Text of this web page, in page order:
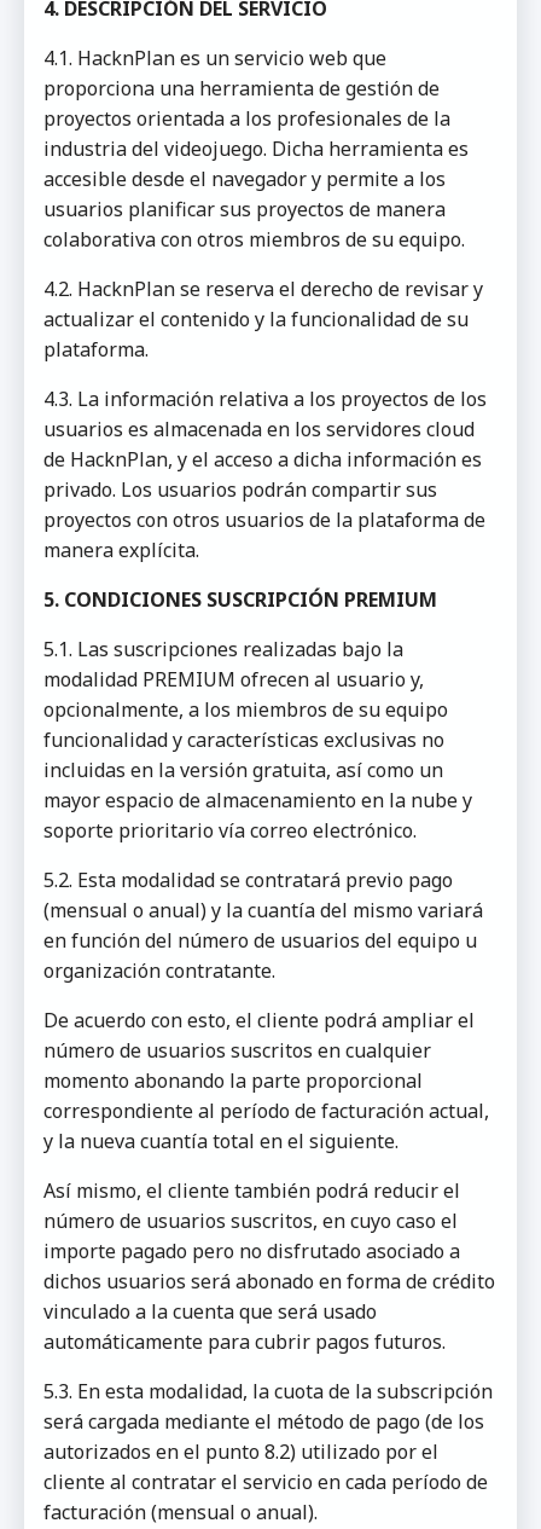
4. DESCRIPCIÓN DEL SERVICIO
4.1. HacknPlan es un servicio web que
proporciona una herramienta de gestión de
proyectos orientada a los profesionales de la
industria del videojuego. Dicha herramienta es
accesible desde el navegador y permite a los
usuarios planificar sus proyectos de manera
colaborativa con otros miembros de su equipo.
4.2. HacknPlan se reserva el derecho de revisar y
actualizar el contenido y la funcionalidad de su
plataforma.
4.3. La información relativa a los proyectos de los
usuarios es almacenada en los servidores cloud
de HacknPlan, y el acceso a dicha información es
privado. Los usuarios podrán compartir sus
proyectos con otros usuarios de la plataforma de
manera explícita.
5. CONDICIONES SUSCRIPCIÓN PREMIUM
5.1. Las suscripciones realizadas bajo la
modalidad PREMIUM ofrecen al usuario y,
opcionalmente, a los miembros de su equipo
funcionalidad y características exclusivas no
incluidas en la versión gratuita, así como un
mayor espacio de almacenamiento en la nube y
soporte prioritario vía correo electrónico.
5.2. Esta modalidad se contratará previo pago
(mensual o anual) y la cuantía del mismo variará
en función del número de usuarios del equipo u
organización contratante.
De acuerdo con esto, el cliente podrá ampliar el
número de usuarios suscritos en cualquier
momento abonando la parte proporcional
correspondiente al período de facturación actual,
y la nueva cuantía total en el siguiente.
Así mismo, el cliente también podrá reducir el
número de usuarios suscritos, en cuyo caso el
importe pagado pero no disfrutado asociado a
dichos usuarios será abonado en forma de crédito
vinculado a la cuenta que será usado
automáticamente para cubrir pagos futuros.
5.3. En esta modalidad, la cuota de la subscripción
será cargada mediante el método de pago (de los
autorizados en el punto 8.2) utilizado por el
cliente al contratar el servicio en cada período de
facturación (mensual o anual).